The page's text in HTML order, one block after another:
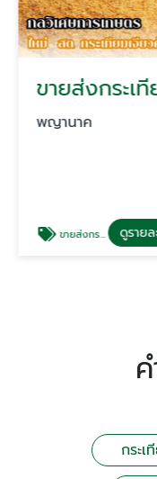
พญานาค
ขายส่งกระเทียมเจียว ดู
กระเ